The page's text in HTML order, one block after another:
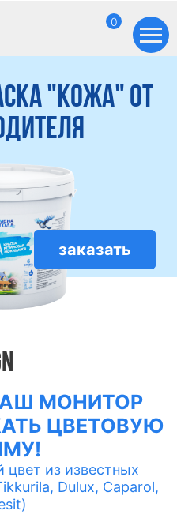
0
"Кожа" от
заказать
МОНИТОР
ЦВЕТОВУЮ
цвет из известных
Dulux, Caparol,